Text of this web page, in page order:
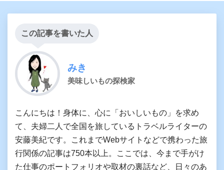
この記事を書いた人
みき
美味しいもの探検家
こんにちは！身体に、心に「おいしいもの」を求め
て、夫婦二人で全国を旅しているトラベルライターの
安藤美紀です。これまでWebサイトなどで携わった旅
行関係の記事は750本以上。ここでは、今まで手がけ
た仕事のポートフォリオや取材の裏話など、日々のあ